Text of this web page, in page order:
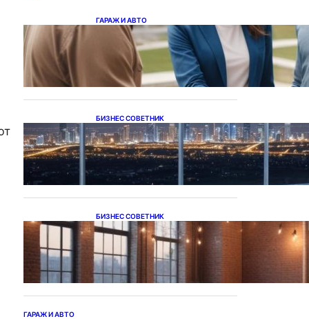
ГАРАЖ И АВТО
Ипотека на новостройки
при оформлении
напрямую у застройщика
БИЗНЕС СОВЕТНИК
Каталог светодиодных
светильников и LED-
освещения в Казахстане
БИЗНЕС СОВЕТНИК
Подвесные светодиодные
светильники на тросе
ГАРАЖ И АВТО